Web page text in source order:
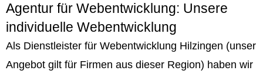
Agentur für Webentwicklung: Unsere
individuelle Webentwicklung
Als Dienstleister für Webentwicklung Hilzingen (unser
Angebot gilt für Firmen aus dieser Region) haben wir